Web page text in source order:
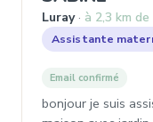
Luray à 2,3 km
Assistante
Email confirmé
bonjour je suis